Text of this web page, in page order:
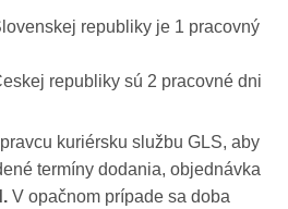
republiky je 1 pracovný
republiky sú 2 pracovné dni
kuriérsku službu GLS, aby
termíny dodania, objednávka
V opačnom prípade sa doba